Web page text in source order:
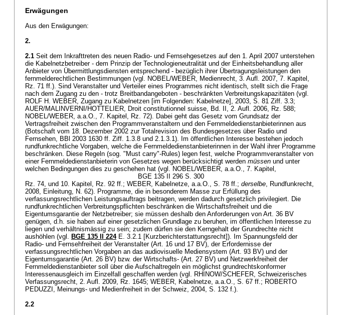
Erwägungen
Aus den Erwägungen:
2.
2.1 Seit dem Inkrafttreten des neuen Radio- und Fernsehgesetzes auf den 1. April 2007 unterstehen
die Kabelnetzbetreiber - dem Prinzip der Technologieneutralität und der Einheitsbehandlung aller
Anbieter von Übermittlungsdiensten entsprechend - bezüglich ihrer Übertragungsleistungen den
fernmelderechtlichen Bestimmungen (vgl. NOBEL/WEBER, Medienrecht, 3. Aufl. 2007, 7. Kapitel,
Rz. 71 ff.). Sind Veranstalter und Verteiler eines Programmes nicht identisch, stellt sich die Frage
nach dem Zugang zu den - trotz Breitbandangeboten - beschränkten Verbreitungskapazitäten (vgl.
ROLF H. WEBER, Zugang zu Kabelnetzen [im Folgenden: Kabelnetze], 2003, S. 81 Ziff. 3.3;
AUER/MALINVERNI/HOTTELIER, Droit constitutionnel suisse, Bd. II, 2. Aufl. 2006, Rz. 588;
NOBEL/WEBER, a.a.O., 7. Kapitel, Rz. 72). Dabei geht das Gesetz vom Grundsatz der
Vertragsfreiheit zwischen den Programmveranstaltern und den Fernmeldedienstanbieterinnen aus
(Botschaft vom 18. Dezember 2002 zur Totalrevision des Bundesgesetzes über Radio und
Fernsehen, BBl 2003 1630 ff. Ziff. 1.3.8 und 2.1.3.1). Im öffentlichen Interesse bestehen jedoch
rundfunkrechtliche Vorgaben, welche die Fernmeldedienstanbieterinnen in der Wahl ihrer Programme
beschränken. Diese Regeln (sog. "Must carry"-Rules) legen fest, welche Programmveranstalter von
einer Fernmeldedienstanbieterin von Gesetzes wegen berücksichtigt werden müssen und unter
welchen Bedingungen dies zu geschehen hat (vgl. NOBEL/WEBER, a.a.O., 7. Kapitel,
BGE 135 II 296 S. 300
Rz. 74, und 10. Kapitel, Rz. 92 ff.; WEBER, Kabelnetze, a.a.O., S. 78 ff.; derselbe, Rundfunkrecht,
2008, Einleitung, N. 62). Programme, die in besonderem Masse zur Erfüllung des
verfassungsrechtlichen Leistungsauftrags beitragen, werden dadurch gesetzlich privilegiert. Die
rundfunkrechtlichen Verbreitungspflichten beschränken die Wirtschaftsfreiheit und die
Eigentumsgarantie der Netzbetreiber; sie müssen deshalb den Anforderungen von Art. 36 BV
genügen, d.h. sie haben auf einer gesetzlichen Grundlage zu beruhen, im öffentlichen Interesse zu
liegen und verhältnismässig zu sein; zudem dürfen sie den Kerngehalt der Grundrechte nicht
aushöhlen (vgl. BGE 135 II 224E. 3.2.1 [Kurzberichterstattungsrecht]). Im Spannungsfeld der
Radio- und Fernsehfreiheit der Veranstalter (Art. 16 und 17 BV), der Erfordernisse der
verfassungsrechtlichen Vorgaben an das audiovisuelle Mediensystem (Art. 93 BV) und der
Eigentumsgarantie (Art. 26 BV) bzw. der Wirtschafts- (Art. 27 BV) und Netzwerkfreiheit der
Fernmeldedienstanbieter soll über die Aufschaltregeln ein möglichst grundrechtskonformer
Interessenausgleich im Einzelfall geschaffen werden (vgl. RHINOW/SCHEFER, Schweizerisches
Verfassungsrecht, 2. Aufl. 2009, Rz. 1645; WEBER, Kabelnetze, a.a.O., S. 67 ff.; ROBERTO
PEDUZZI, Meinungs- und Medienfreiheit in der Schweiz, 2004, S. 132 f.).
2.2